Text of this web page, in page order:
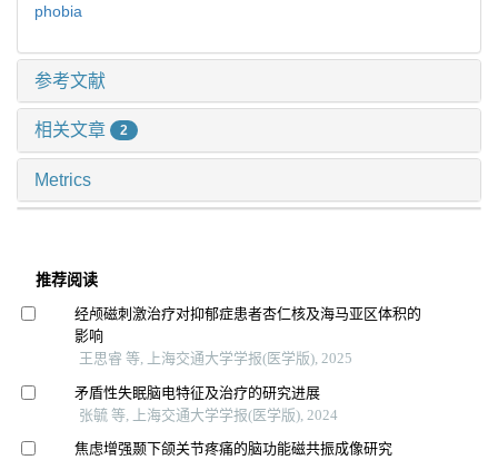
phobia
参考文献
相关文章 2
Metrics
推荐阅读
经颅磁刺激治疗对抑郁症患者杏仁核及海马亚区体积的
影响
王思睿 等, 上海交通大学学报(医学版), 2025
矛盾性失眠脑电特征及治疗的研究进展
张毓 等, 上海交通大学学报(医学版), 2024
焦虑增强颞下颌关节疼痛的脑功能磁共振成像研究